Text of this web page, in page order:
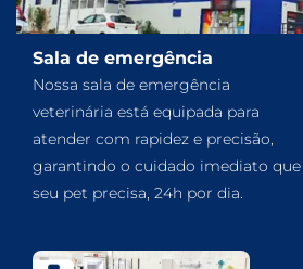
Sala de emergência
Nossa sala de emergência
veterinária está equipada para
atender com rapidez e precisão,
garantindo o cuidado imediato que
seu pet precisa, 24h por dia.